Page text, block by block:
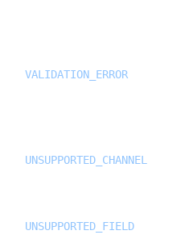
VALIDATION_ERROR
UNSUPPORTED_CHANNEL
UNSUPPORTED_FIELD